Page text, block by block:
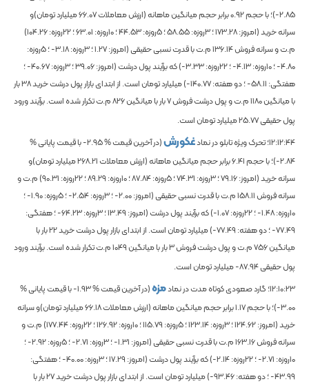
-2.85)؛با حجم0.92برابر حجم میانگین ماهانه(ارزش معاملات66.07میلیارد تومان)و
سرانه خرید (امروز:173.28؛ 3روزه: 58.55؛ 5روزه: 44.53؛ 10روزه: 63.01؛ 22روزه: 104.26
)
م.ت و سرانه فروش136.14م.ت با قدرت نسبی حقیقی (امروز:1.27؛ 3روزه: -3.18؛ 5روزه:
-4.80؛ 10روزه: -4.13؛ 22روزه: -3.33) که برآیند پول درشت (امروز:39.06؛ 3روزه: -40.67؛
هفتگی: -58.11؛ دو هفته:-140.77) میلیارد تومان است. از ابتدای بازار پول درشت خرید38بار
با میانگین1180م.ت و پول درشت فروش7بار با میانگین826م.ت تکرار شده است. برآیند ورود
پول حقیقی25.77میلیارد تومان است.
12:12:44؛ تحرک ویژه تابلو در نمادغکورش(در آخرین قیمت %-2.95با قیمت پایانی %
-2.84)؛با حجم6.41برابر حجم میانگین ماهانه(ارزش معاملات268.21میلیارد تومان)و
سرانه خرید (امروز:79.16؛ 3روزه: 74.31؛ 5روزه: 87.84؛ 10روزه: 89.29؛ 22روزه: 90.31) م.ت و
سرانه فروش158.11م.ت با قدرت نسبی حقیقی (امروز:-2.00؛ 3روزه: -2.54؛ 5روزه: -1.90؛
10روزه:
-1.48؛ 22روزه: -1.07) که برآیند پول درشت (امروز:13.49؛ 3روزه: -64.23؛ هفتگی:
-77.49؛ دو هفته:-77.49) میلیارد تومان است. از ابتدای بازار پول درشت خرید22بار با
میانگین756م.ت و پول درشت فروش3بار با میانگین1049م.ت تکرار شده است. برآیند ورود
پول حقیقی-87.94میلیارد تومان است.
12:10:23؛ گارد صعودی کوتاه مدت در نمادمزه(در آخرین قیمت %-1.93با قیمت پایانی %
-3.00)؛با حجم1.17برابر حجم میانگین ماهانه(ارزش معاملات66.18میلیارد تومان)و سرانه
خرید (امروز:124.62؛ 3روزه: 123.14؛ 5روزه: 115.79؛ 10روزه: 126.92؛ 22روزه: 177.44) م.ت و
سرانه فروش163.16م.ت با قدرت نسبی حقیقی (امروز: -1.31؛ 3روزه: -2.71؛ 5روزه: -2.92؛
10روزه:
-2.71؛ 22روزه: -2.14) که برآیند پول درشت (امروز:17.29؛ 3روزه: -40.00؛ هفتگی:
-43.99؛ دو هفته:-93.46) میلیارد تومان است. از ابتدای بازار پول درشت خرید27بار با